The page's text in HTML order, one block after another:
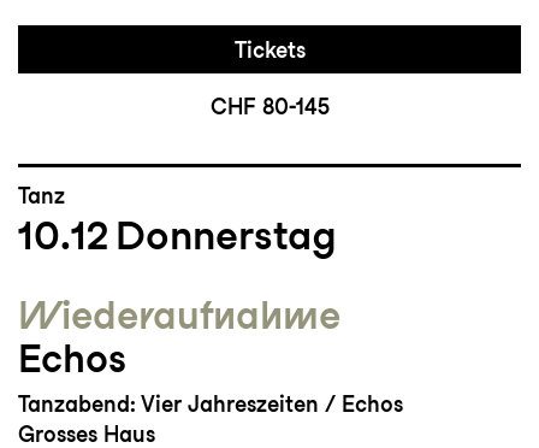
Tickets
CHF 80-145
Tanz
10.12 Donnerstag
Wieder­aufnahme
Echos
Tanzabend: Vier Jahreszeiten / Echos
Grosses Haus